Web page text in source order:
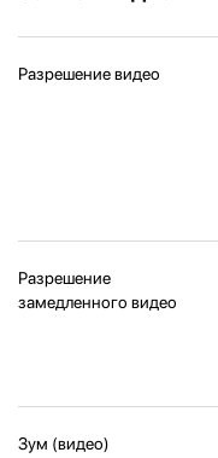
Разрешение видео
Разрешение
замедленного видео
Зум (видео)